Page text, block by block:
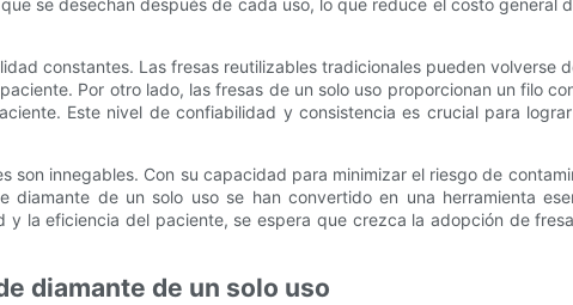
se desechan después de cada uso, lo que reduce el costo general
constantes. Las fresas reutilizables tradicionales pueden volverse
Por otro lado, las fresas de un solo uso proporcionan un filo
Este nivel de confiabilidad y consistencia es crucial para
innegables. Con su capacidad para minimizar el riesgo de
de un solo uso se han convertido en una herramienta
la eficiencia del paciente, se espera que crezca la adopción de
diamante de un solo uso